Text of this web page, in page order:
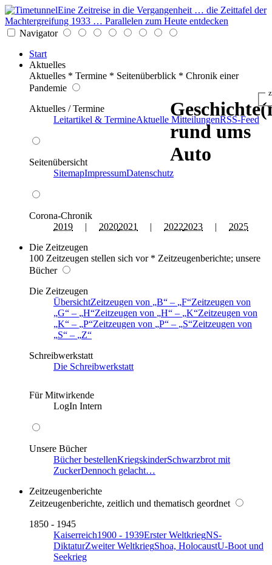
Eine Zeitreise in die Vergangenheit … die Zeittafel der
Machtergreifung 1933 … Parallelen zum Heute entdecken
Navigator
Start
Aktuelles
Aktuelles * Termine * Seitenüberblick * Chronik einer
Pandemie
Aktuelles / Termine
Leitartikel & TermineAktuelle MitteilungenRSS-Feed
Seitenübersicht
SitemapImpressumDatenschutz
Corona-Chronik
2019 | 20202021 | 20222023 | 2025
Die Zeitzeugen
100 Zeitzeugen stellen sich vor * Zeitzeugenberichte; unsere
Bücher
Die Zeitzeugen
ÜbersichtZeitzeugen von B – F Zeitzeugen von
G
– H Zeitzeugen von H – K Zeitzeugen von
K
– P Zeitzeugen von P – S Zeitzeugen von
S
–
Z
Schreibwerkstatt
Die Schreibwerkstatt
Für Mitwirkende
LogIn Intern
Unsere Bücher
Bücher bestellenKriegskinderSchwarzbrot mit
ZuckerDennoch gelacht…
Zeitzeugenberichte
Zeitzeugenberichte, zeitlich und thematisch geordnet
1850 - 1945
Kaiserreich1900 - 1939Erster WeltkriegNS-
DiktaturZweiter WeltkriegShoa, HolocaustU-Boot und
Seekrieg
rund ums
Auto